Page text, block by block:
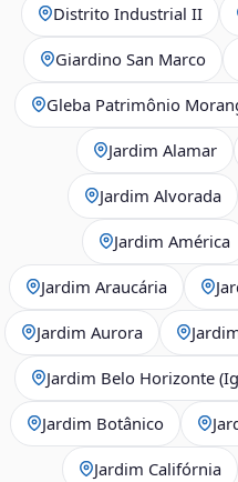
Distrito Industrial II
Giardino San Marco
Gleba Patrimônio
Jardim Alamar
Jardim Alvorada
Jardim América
Jardim Araucária
Jardim Aurora
Jardim Belo Horizonte
Jardim Botânico
Jardim Califórnia